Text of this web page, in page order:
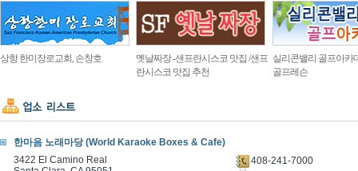
상항 한미장로교회, 손창호
옛날짜장 -샌프란시스코 맛집 /샌프
란시스코 맛집 추천
실리콘밸리 골프아카
골프레슨
한마음 노래마당 (World Karaoke Boxes & Cafe)
3422 El Camino Real
408-241-7000